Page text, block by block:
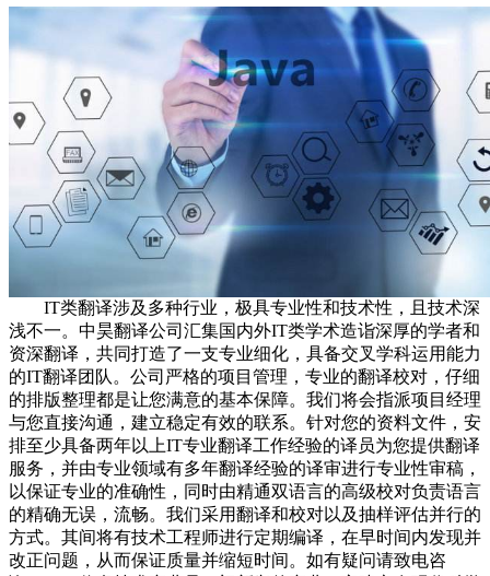
IT类翻译涉及多种行业，极具专业性和技术性，且技术深
浅不一。中昊翻译公司汇集国内外IT类学术造诣深厚的学者和
资深翻译，共同打造了一支专业细化，具备交叉学科运用能力
的IT翻译团队。公司严格的项目管理，专业的翻译校对，仔细
的排版整理都是让您满意的基本保障。我们将会指派项目经理
与您直接沟通，建立稳定有效的联系。针对您的资料文件，安
排至少具备两年以上IT专业翻译工作经验的译员为您提供翻译
服务，并由专业领域有多年翻译经验的译审进行专业性审稿，
以保证专业的准确性，同时由精通双语言的高级校对负责语言
的精确无误，流畅。我们采用翻译和校对以及抽样评估并行的
方式。其间将有技术工程师进行定期编译，在早时间内发现并
改正问题，从而保证质量并缩短时间。如有疑问请致电咨